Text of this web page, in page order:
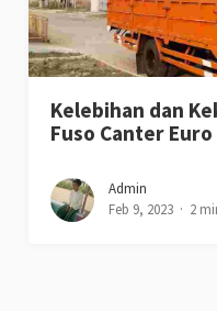
Kelebihan dan
Fuso Canter Euro
Admin
Feb 9, 2023
2